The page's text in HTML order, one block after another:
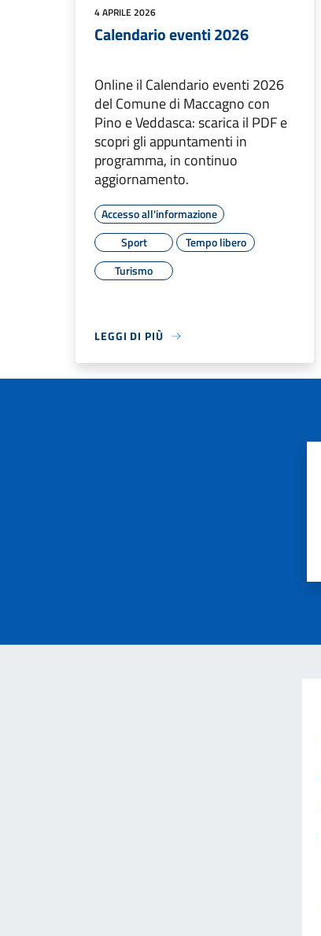
4 APRILE 2026
Calendario eventi 2026
Online il Calendario eventi 2026
del Comune di Maccagno con
Pino e Veddasca: scarica il PDF e
scopri gli appuntamenti in
programma, in continuo
aggiornamento.
Accesso all'informazione
Sport
Tempo libero
Turismo
LEGGI DI PIÙ